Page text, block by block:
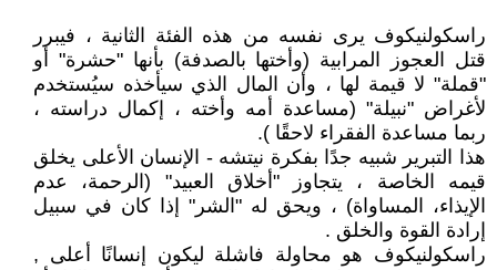
راسكولنيكوف يرى نفسه من هذه الفئة الثانية ، فيبرر
قتل العجوز المرابية (وأختها بالصدفة) بأنها "حشرة" أو
"قملة" لا قيمة لها ، وأن المال الذي سيأخذه سيُستخدم
لأغراض "نبيلة" (مساعدة أمه وأخته ، إكمال دراسته ،
ربما مساعدة الفقراء لاحقًا ).
هذا التبرير شبيه جدًا بفكرة نيتشه - الإنسان الأعلى يخلق
قيمه الخاصة ، يتجاوز "أخلاق العبيد" (الرحمة، عدم
الإيذاء، المساواة) ، ويحق له "الشر" إذا كان في سبيل
إرادة القوة والخلق .
راسكولنيكوف هو محاولة فاشلة ليكون إنسانًا أعلى ,